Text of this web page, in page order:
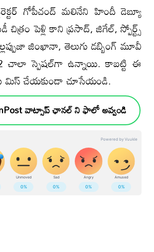
గోపీచంద్ మలినేని హిందీ డెబ్యూ
పెళ్లి కాని ప్రసాద్, జిగేల్, స్పోర్ట్స్
జింఖానా, తెలుగు డబ్బింగ్ మూవీ
చాలా స్పెషల్‌గా ఉన్నాయి. కాబట్టి ఈ
మిస్ చేయకుండా చూసేయండి.
వాట్సాప్ ఛానల్ ని ఫాలో అవ్వండి